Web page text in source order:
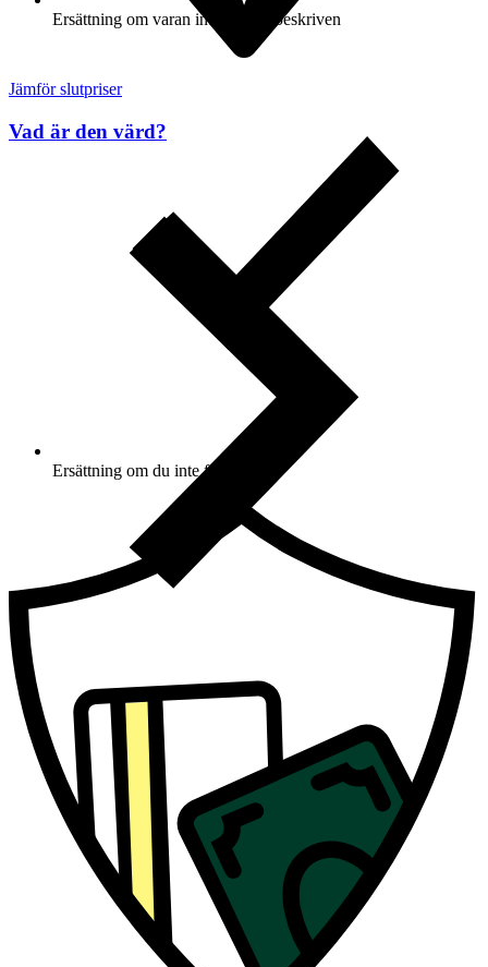
Ersättning om varan inte är som beskriven
Ersättning om du inte får din vara
Jämför slutpriser
Vad är den värd?